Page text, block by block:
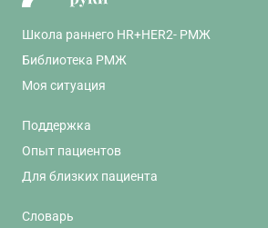
Школа раннего HR+HER2- РМЖ
Библиотека РМЖ
Моя ситуация
Поддержка
Опыт пациентов
Для близких пациента
Словарь